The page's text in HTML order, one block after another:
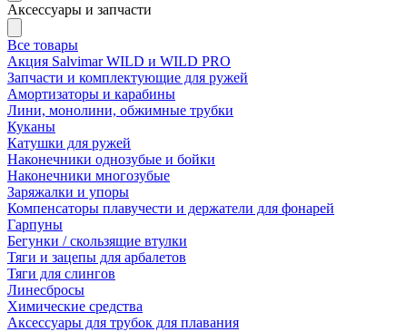
Аксессуары и запчасти
Все товары
Акция Salvimar WILD и WILD PRO
Запчасти и комплектующие для ружей
Амортизаторы и карабины
Лини, монолини, обжимные трубки
Куканы
Катушки для ружей
Наконечники однозубые и бойки
Наконечники многозубые
Заряжалки и упоры
Компенсаторы плавучести и держатели для фонарей
Гарпуны
Бегунки / скользящие втулки
Тяги и зацепы для арбалетов
Тяги для слингов
Линесбросы
Химические средства
Аксессуары для трубок для плавания